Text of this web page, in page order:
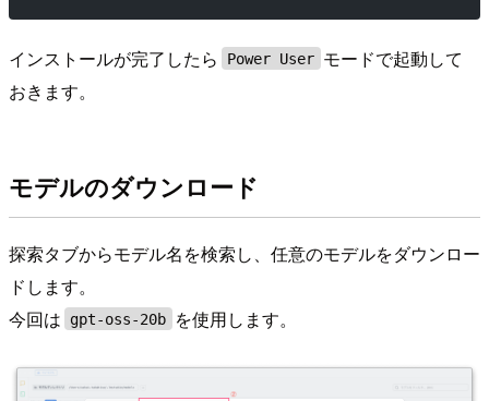
インストールが完了したら Power User モードで起動して
おきます。
モデルのダウンロード
探索タブからモデル名を検索し、任意のモデルをダウンロー
ドします。
今回は
gpt-oss-20b を使用します。